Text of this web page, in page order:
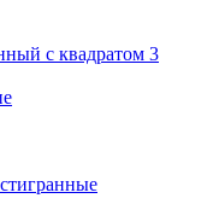
с квадратом 3